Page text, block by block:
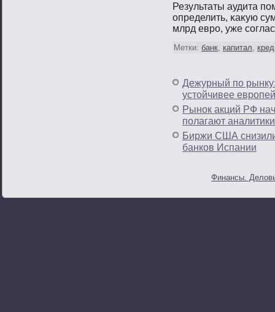
Результаты аудита
определить, κаκую
млрд еврο, уже
Метки: банк, капитал,
Дежурный по
устойчивее
Рынок акций РФ
полагают аналитики
Биржи США
банков Испании
Финансы.